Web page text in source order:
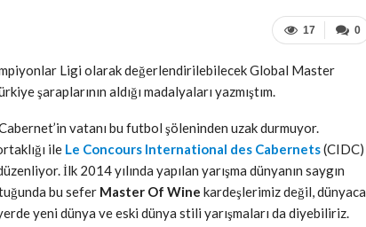
0
17
Ligi olarak değerlendirilebilecek Global Master
şaraplarının aldığı madalyaları yazmıştım.
vatanı bu futbol şöleninden uzak durmuyor.
ile Le Concours International des Cabernets(CIDC)
İlk 2014 yılında yapılan yarışma dünyanın saygın
bu sefer Master Of Wine kardeşlerimiz değil, dünyaca
yeni dünya ve eski dünya stili yarışmaları da diyebiliriz.